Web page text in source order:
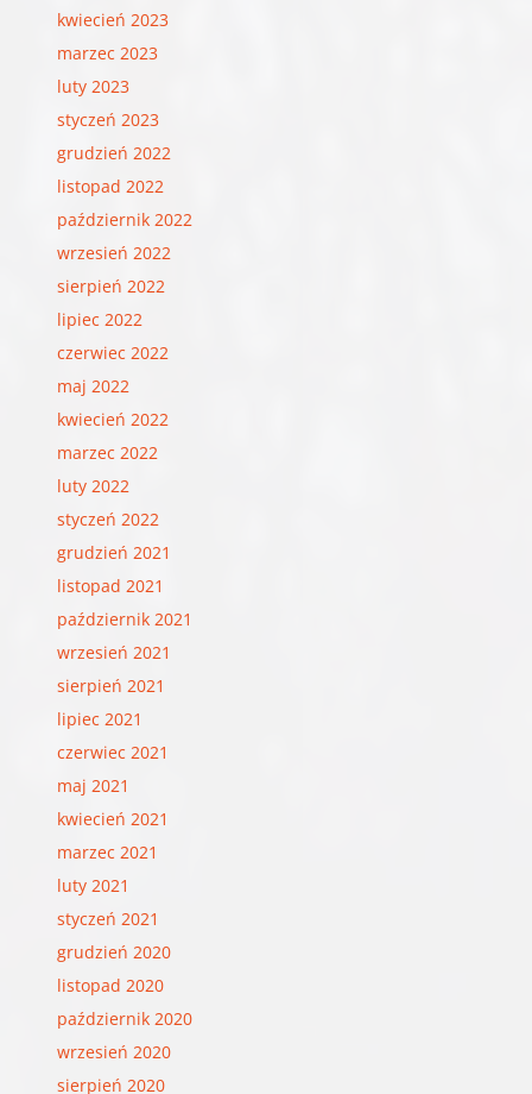
kwiecień 2023
marzec 2023
luty 2023
styczeń 2023
grudzień 2022
listopad 2022
październik 2022
wrzesień 2022
sierpień 2022
lipiec 2022
czerwiec 2022
maj 2022
kwiecień 2022
marzec 2022
luty 2022
styczeń 2022
grudzień 2021
listopad 2021
październik 2021
wrzesień 2021
sierpień 2021
lipiec 2021
czerwiec 2021
maj 2021
kwiecień 2021
marzec 2021
luty 2021
styczeń 2021
grudzień 2020
listopad 2020
październik 2020
wrzesień 2020
sierpień 2020